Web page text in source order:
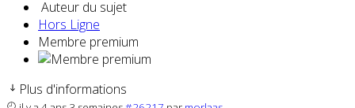
Auteur du sujet
Hors Ligne
Membre premium
Plus d'informations